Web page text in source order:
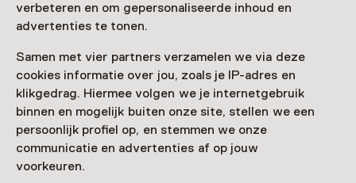
verbeteren en om gepersonaliseerde inhoud en
advertenties te tonen.
Samen met vier partners verzamelen we via deze
cookies informatie over jou, zoals je IP-adres en
klikgedrag. Hiermee volgen we je internetgebruik
binnen en mogelijk buiten onze site, stellen we een
persoonlijk profiel op, en stemmen we onze
communicatie en advertenties af op jouw
voorkeuren.
in de oorlog. Ontdek hoe het leven was als adellijke
'kasteelvrouwe' in de oorlogstijd.
Bezoekersinformatie
Toegang
gratis